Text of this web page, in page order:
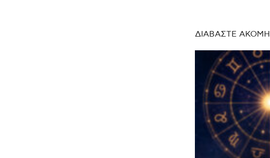
ΔΙΑΒΑΣΤΕ ΑΚΟΜΗ